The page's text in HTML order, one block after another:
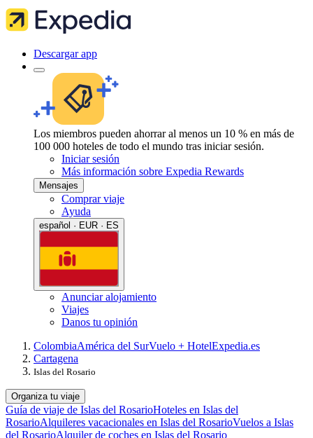
Descargar app
Los miembros pueden ahorrar al menos un 10 % en más de
100 000 hoteles de todo el mundo tras iniciar sesión.
Iniciar sesión
Más información sobre Expedia Rewards
Mensajes
Comprar viaje
Ayuda
español · EUR · ES
Anunciar alojamiento
Viajes
Danos tu opinión
ColombiaAmérica del SurVuelo + HotelExpedia.es
Cartagena
Islas del Rosario
Organiza tu viaje
Guía de viaje de Islas del RosarioHoteles en Islas del
RosarioAlquileres vacacionales en Islas del RosarioVuelos a Islas
del RosarioAlquiler de coches en Islas del Rosario